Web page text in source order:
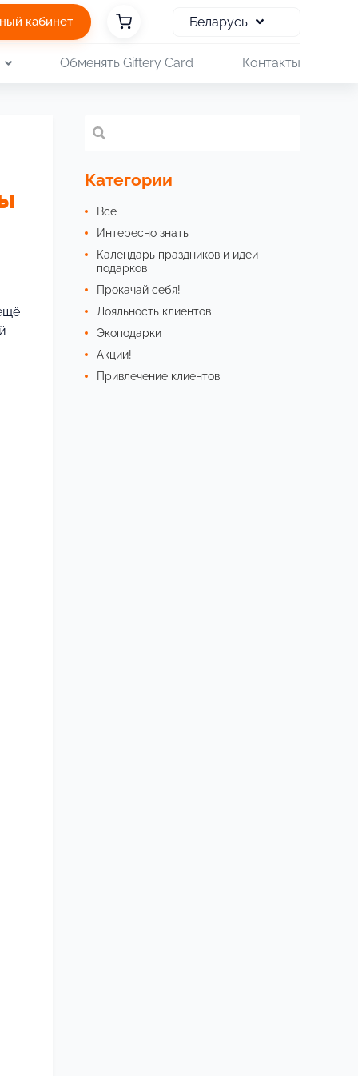
кабинет Беларусь
Обменять Giftery Card Контакты
Категории
Все
Интересно знать
Календарь праздников и идеи
подарков
Прокачай себя!
Лояльность клиентов
Экоподарки
Акции!
Привлечение клиентов